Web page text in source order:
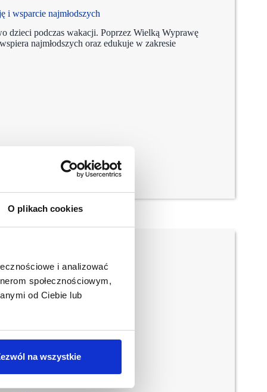
O plikach cookies
i analizować
społecznościowym,
od Ciebie lub
na wszystkie
i wsparcie najmłodszych
dzieci podczas wakacji. Poprzez Wielką Wyprawę
najmłodszych oraz edukuje w zakresie